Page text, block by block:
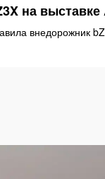
на
внедорожник